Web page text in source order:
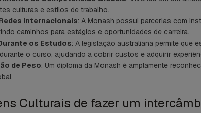
culturas e estilos de trabalho.
Internacionais: A Monash possui parcerias com
caminhos para estágios e oportunidades de carreira.
os Estudos: A legislação australiana permite que
o curso, ajudando a cobrir custos e adquirir
de Peso: Um diploma da Monash é amplamente
Culturais de fazer um